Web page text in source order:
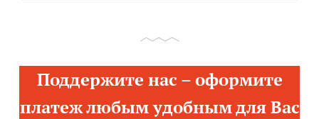
Поддержите нас – оформите
платеж любым удобным для Вас